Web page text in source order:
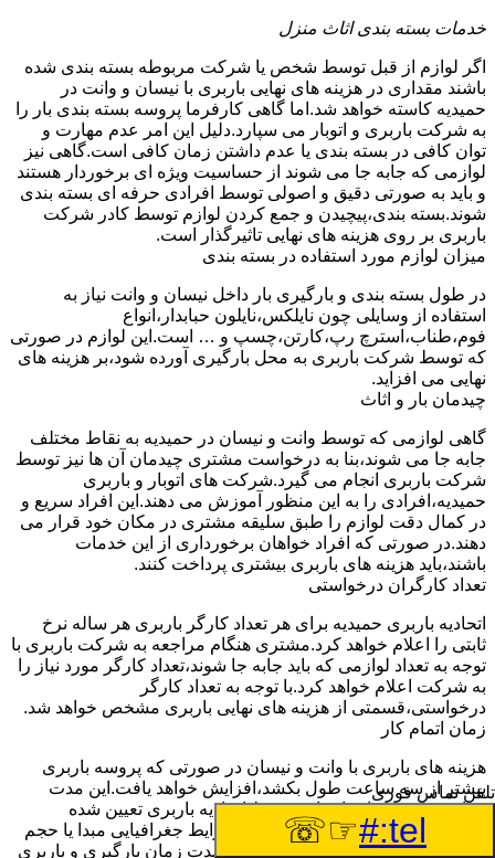
خدمات بسته بندی اثاث منزل
اگر لوازم از قبل توسط شخص یا شرکت مربوطه بسته بندی شده
باشند مقداری در هزینه های نهایی باربری با نیسان و وانت در
حمیدیه کاسته خواهد شد.اما گاهی کارفرما پروسه بسته بندی بار را
به شرکت باربری و اتوبار می سپارد.دلیل این امر عدم مهارت و
توان کافی در بسته بندی یا عدم داشتن زمان کافی است.گاهی نیز
لوازمی که جابه جا می شوند از حساسیت ویژه ای برخوردار هستند
و باید به صورتی دقیق و اصولی توسط افرادی حرفه ای بسته بندی
شوند.بسته بندی،پیچیدن و جمع کردن لوازم توسط کادر شرکت
باربری بر روی هزینه های نهایی تاثیرگذار است.
میزان لوازم مورد استفاده در بسته بندی
در طول بسته بندی و بارگیری بار داخل نیسان و وانت نیاز به
استفاده از وسایلی چون نایلکس،نایلون حبابدار،انواع
فوم،طناب،استرچ رپ،کارتن،چسپ و … است.این لوازم در صورتی
که توسط شرکت باربری به محل بارگیری آورده شود،بر هزینه های
نهایی می افزاید.
چیدمان بار و اثاث
گاهی لوازمی که توسط وانت و نیسان در حمیدیه به نقاط مختلف
جابه جا می شوند،بنا به درخواست مشتری چیدمان آن ها نیز توسط
شرکت باربری انجام می گیرد.شرکت های اتوبار و باربری
حمیدیه،افرادی را به این منظور آموزش می دهند.این افراد سریع و
در کمال دقت لوازم را طبق سلیقه مشتری در مکان خود قرار می
دهند.در صورتی که افراد خواهان برخورداری از این خدمات
باشند،باید هزینه های باربری بیشتری پرداخت کنند.
تعداد کارگران درخواستی
اتحادیه باربری حمیدیه برای هر تعداد کارگر باربری هر ساله نرخ
ثابتی را اعلام خواهد کرد.مشتری هنگام مراجعه به شرکت باربری با
توجه به تعداد لوازمی که باید جابه جا شوند،تعداد کارگر مورد نیاز را
به شرکت اعلام خواهد کرد.با توجه به تعداد کارگر
درخواستی،قسمتی از هزینه های نهایی باربری مشخص خواهد شد.
زمان اتمام کار
هزینه های باربری با وانت و نیسان در صورتی که پروسه باربری
بیشتر از سه ساعت طول بکشد،افزایش خواهد یافت.این مدت
زمان به صورت استادندارد توسط اتحادیه باربری تعیین شده
است.عواملی مثل آب وهوا،ترافیک،شرایط جغرافیایی مبدا یا حجم
زیاد لوازم ممکن است باعث افزایش مدت زمان بارگیری و باربری
تلفن تماس فوری
tel:#
☞☏